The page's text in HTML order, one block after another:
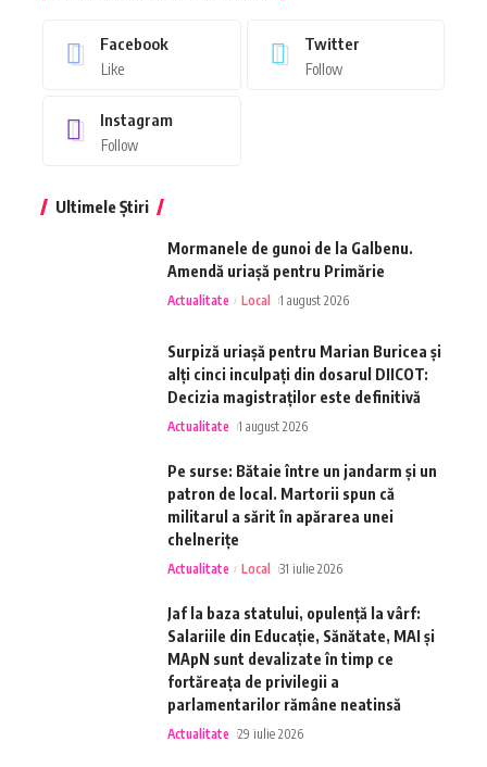
Facebook
Like
Twitter
Follow
Instagram
Follow
Ultimele Știri
Mormanele de gunoi de la Galbenu.
Amendă uriașă pentru Primărie
Actualitate Local 1 august 2026
Surpiză uriașă pentru Marian Buricea și
alți cinci inculpați din dosarul DIICOT:
Decizia magistraților este definitivă
Actualitate 1 august 2026
Pe surse: Bătaie între un jandarm și un
patron de local. Martorii spun că
militarul a sărit în apărarea unei
chelnerițe
Actualitate Local 31 iulie 2026
Jaf la baza statului, opulență la vârf:
Salariile din Educație, Sănătate, MAI și
MApN sunt devalizate în timp ce
fortăreața de privilegii a
parlamentarilor rămâne neatinsă
Actualitate 29 iulie 2026